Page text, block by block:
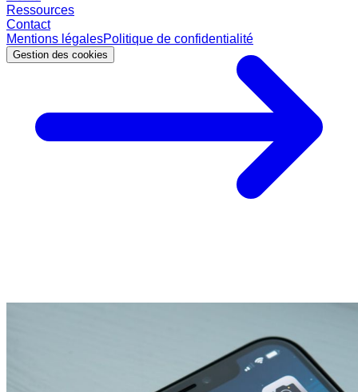
Ressources
Contact
Mentions légalesPolitique de confidentialité
Gestion des cookies